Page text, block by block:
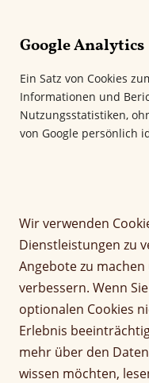
i
d
g
a
l
s
p
r
n
g
e
n
Z
u
A
n
f
a
Google Analytics
Ein Satz von Cookies
Informationen und
Nutzungsstatistiken,
von Google persönlich
Wir verwenden
Dienstleistungen zu
Angebote zu
verbessern. Wenn
optionalen Cookies
Erlebnis
mehr über den
wissen möchten,